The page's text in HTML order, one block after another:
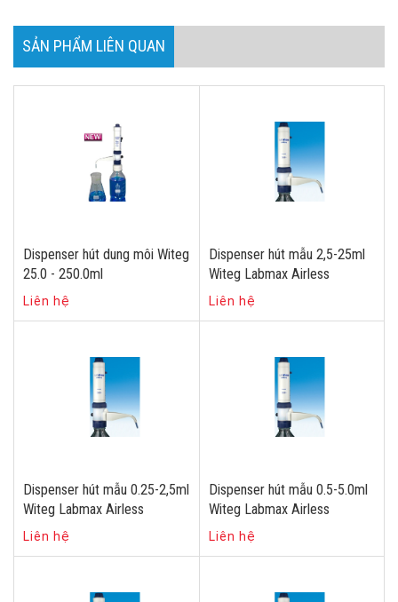
SẢN PHẨM LIÊN QUAN
Dispenser hút dung môi Witeg
25.0 - 250.0ml
Liên hệ
Dispenser hút mẫu 2,5-25ml
Witeg Labmax Airless
Liên hệ
Dispenser hút mẫu 0.25-2,5ml
Witeg Labmax Airless
Liên hệ
Dispenser hút mẫu 0.5-5.0ml
Witeg Labmax Airless
Liên hệ